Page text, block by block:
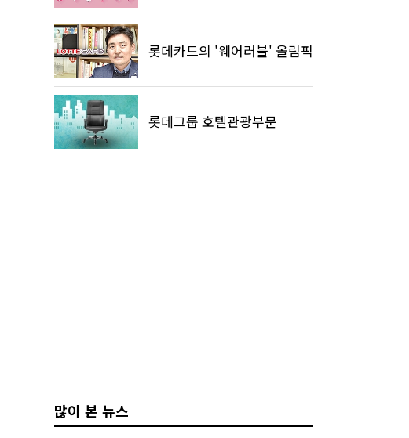
롯데카드의 '웨어러블' 올림픽
롯데그룹 호텔관광부문
많이 본 뉴스